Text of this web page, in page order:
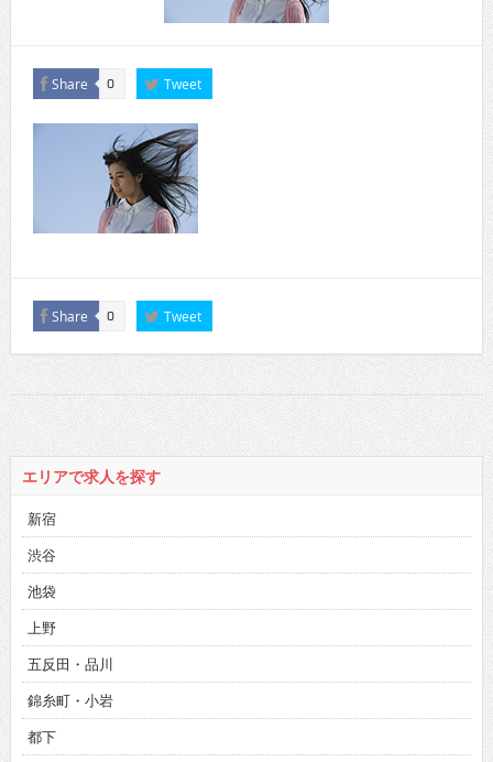
Share 0 Tweet
Share 0 Tweet
エリアで求人を探す
新宿
渋谷
池袋
上野
五反田・品川
錦糸町・小岩
都下